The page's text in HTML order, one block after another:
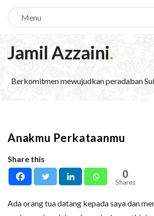
Menu
Jamil Azzaini.
Berkomitmen mewujudkan peradaban
Anakmu Perkataanmu
Share this
0
Shares
Ada orang tua datang kepada saya dan